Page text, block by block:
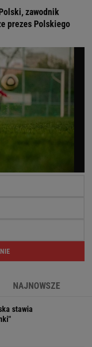
zawodnik
prezes Polskiego
NAJNOWSZE
stawia